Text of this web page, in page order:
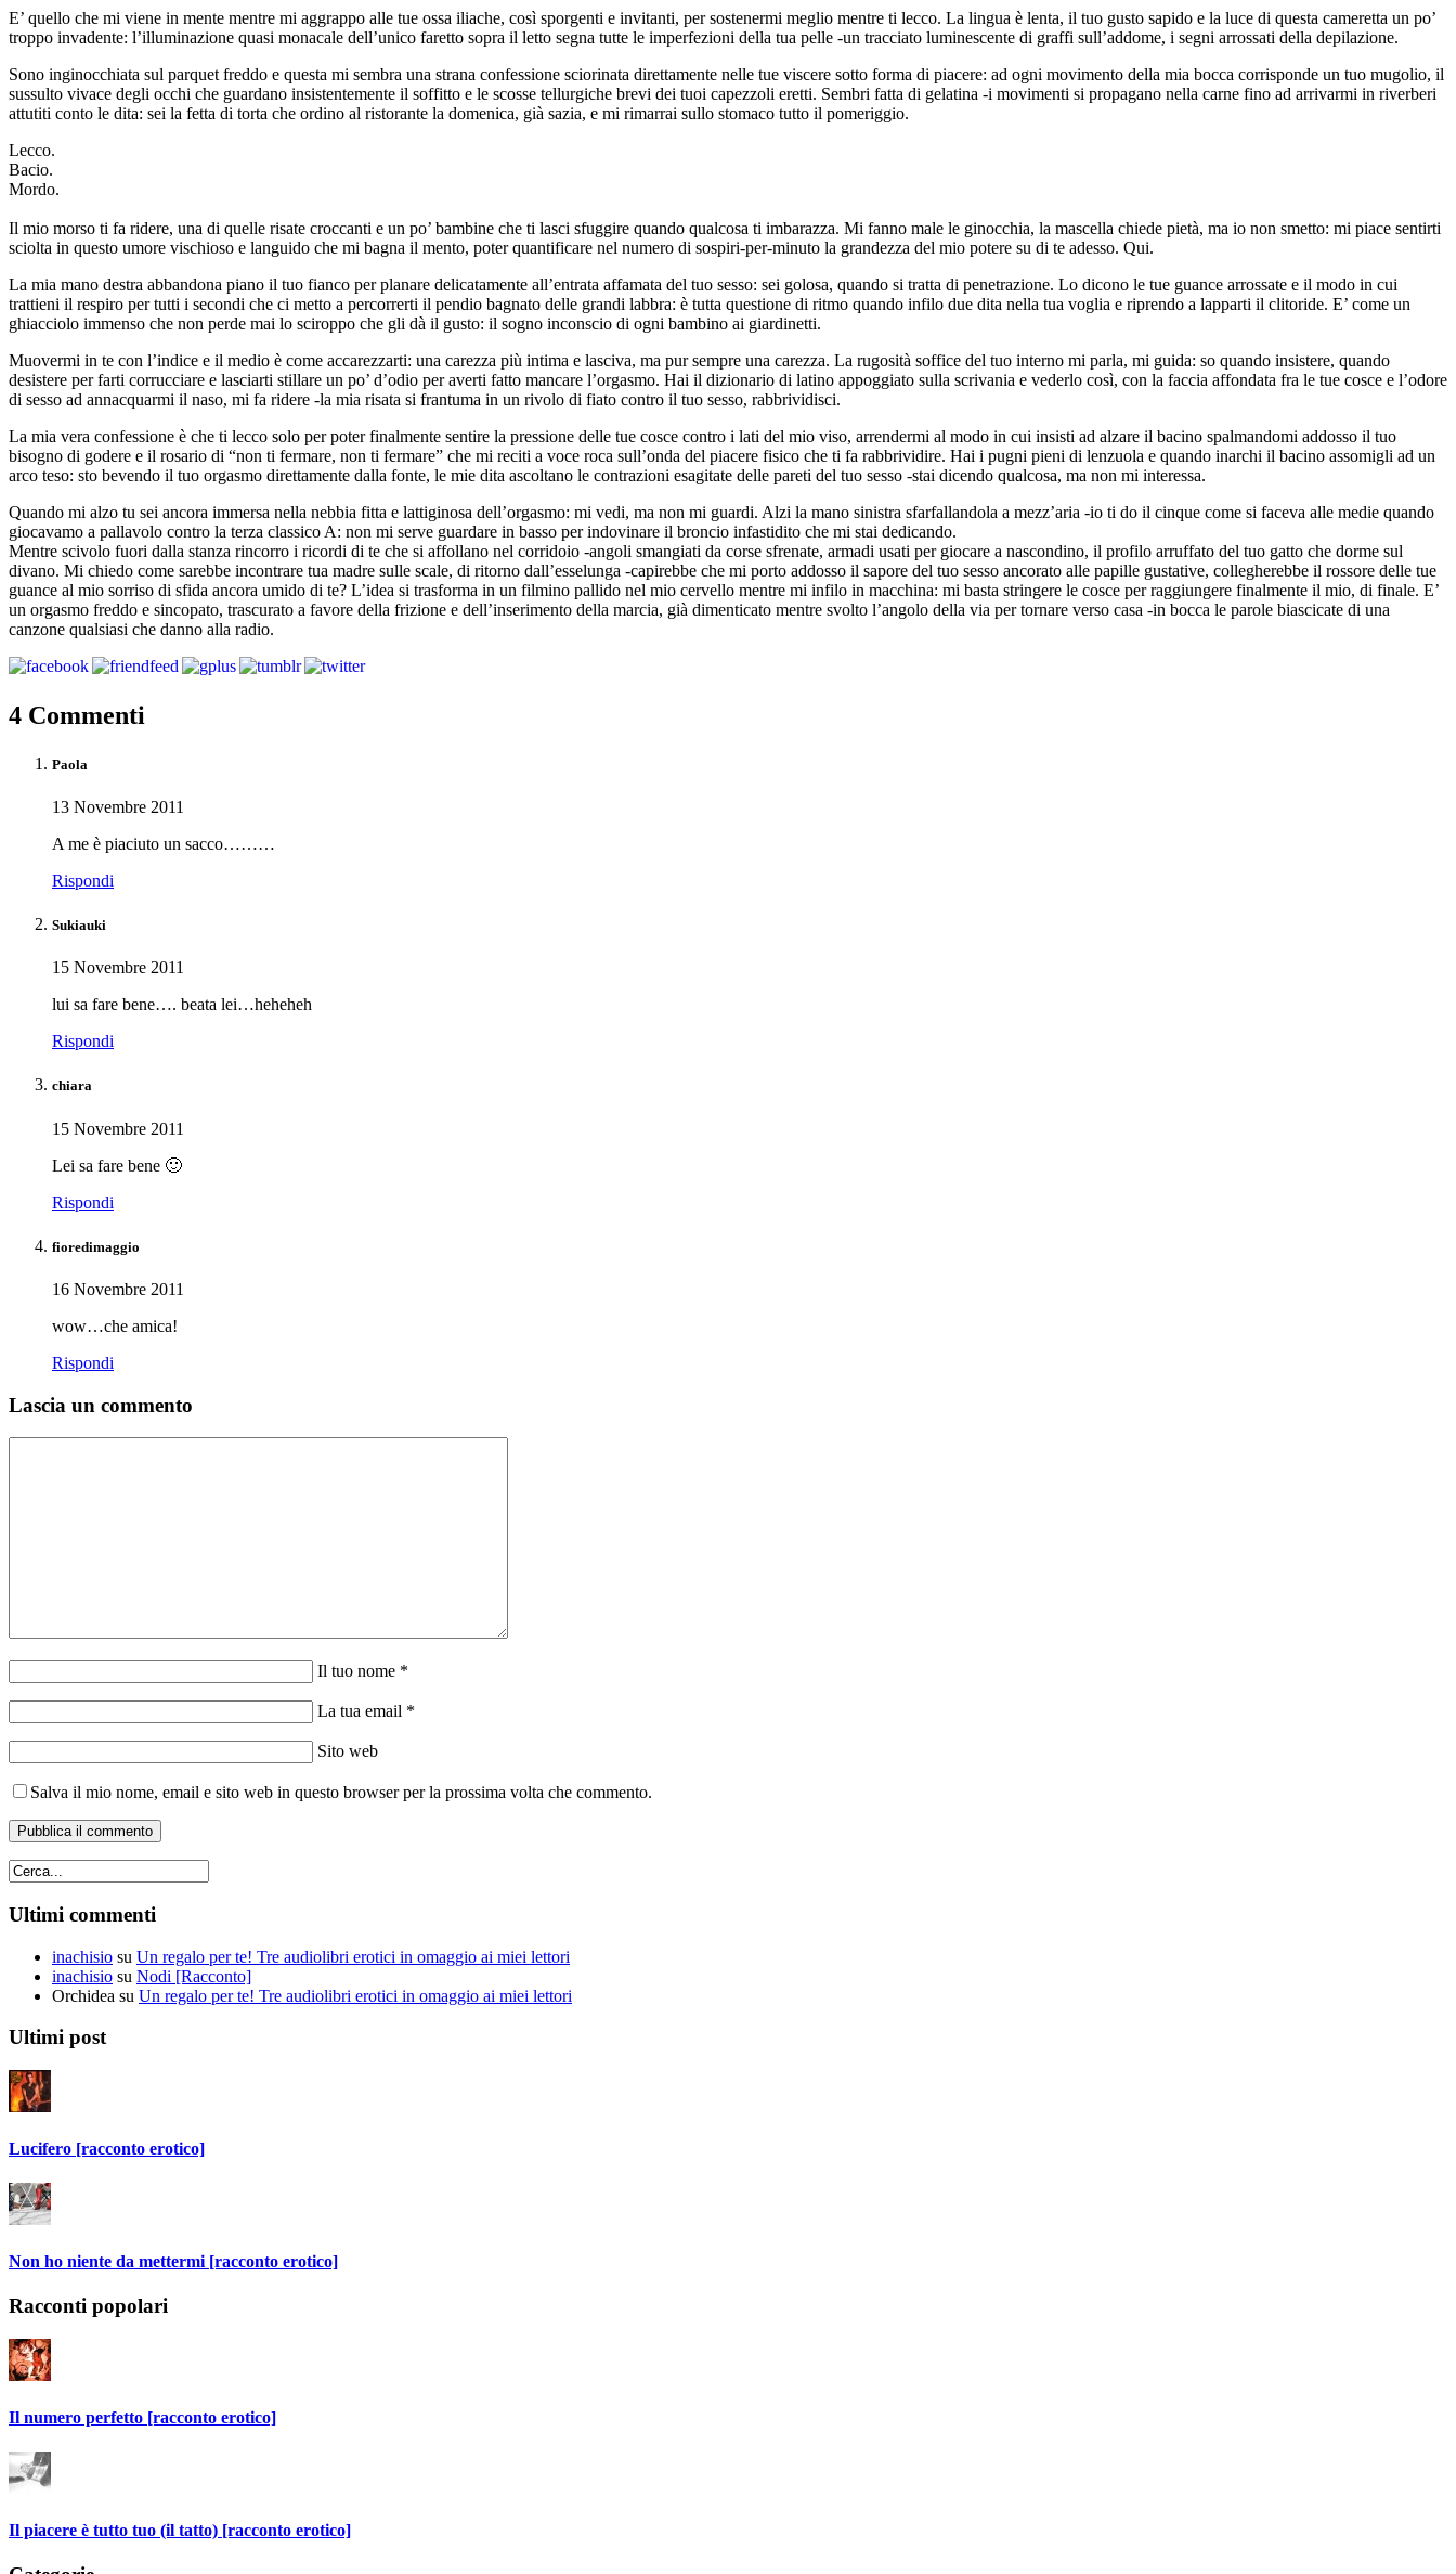
E’ quello che mi viene in mente mentre mi aggrappo alle tue ossa iliache, così sporgenti e invitanti, per sostenermi meglio mentre ti lecco. La lingua è lenta, il tuo gusto sapido e la luce di questa cameretta un po’
troppo invadente: l’illuminazione quasi monacale dell’unico faretto sopra il letto segna tutte le imperfezioni della tua pelle -un tracciato luminescente di graffi sull’addome, i segni arrossati della depilazione.
Sono inginocchiata sul parquet freddo e questa mi sembra una strana confessione sciorinata direttamente nelle tue viscere sotto forma di piacere: ad ogni movimento della mia bocca corrisponde un tuo mugolio, il
sussulto vivace degli occhi che guardano insistentemente il soffitto e le scosse tellurgiche brevi dei tuoi capezzoli eretti. Sembri fatta di gelatina -i movimenti si propagano nella carne fino ad arrivarmi in riverberi
attutiti conto le dita: sei la fetta di torta che ordino al ristorante la domenica, già sazia, e mi rimarrai sullo stomaco tutto il pomeriggio.
Lecco.
Bacio.
Mordo.
Il mio morso ti fa ridere, una di quelle risate croccanti e un po’ bambine che ti lasci sfuggire quando qualcosa ti imbarazza. Mi fanno male le ginocchia, la mascella chiede pietà, ma io non smetto: mi piace sentirti
sciolta in questo umore vischioso e languido che mi bagna il mento, poter quantificare nel numero di sospiri-per-minuto la grandezza del mio potere su di te adesso. Qui.
La mia mano destra abbandona piano il tuo fianco per planare delicatamente all’entrata affamata del tuo sesso: sei golosa, quando si tratta di penetrazione. Lo dicono le tue guance arrossate e il modo in cui
trattieni il respiro per tutti i secondi che ci metto a percorrerti il pendio bagnato delle grandi labbra: è tutta questione di ritmo quando infilo due dita nella tua voglia e riprendo a lapparti il clitoride. E’ come un
ghiacciolo immenso che non perde mai lo sciroppo che gli dà il gusto: il sogno inconscio di ogni bambino ai giardinetti.
Muovermi in te con l’indice e il medio è come accarezzarti: una carezza più intima e lasciva, ma pur sempre una carezza. La rugosità soffice del tuo interno mi parla, mi guida: so quando insistere, quando
desistere per farti corrucciare e lasciarti stillare un po’ d’odio per averti fatto mancare l’orgasmo. Hai il dizionario di latino appoggiato sulla scrivania e vederlo così, con la faccia affondata fra le tue cosce e l’odore
di sesso ad annacquarmi il naso, mi fa ridere -la mia risata si frantuma in un rivolo di fiato contro il tuo sesso, rabbrividisci.
La mia vera confessione è che ti lecco solo per poter finalmente sentire la pressione delle tue cosce contro i lati del mio viso, arrendermi al modo in cui insisti ad alzare il bacino spalmandomi addosso il tuo
bisogno di godere e il rosario di “non ti fermare, non ti fermare” che mi reciti a voce roca sull’onda del piacere fisico che ti fa rabbrividire. Hai i pugni pieni di lenzuola e quando inarchi il bacino assomigli ad un
arco teso: sto bevendo il tuo orgasmo direttamente dalla fonte, le mie dita ascoltano le contrazioni esagitate delle pareti del tuo sesso -stai dicendo qualcosa, ma non mi interessa.
Quando mi alzo tu sei ancora immersa nella nebbia fitta e lattiginosa dell’orgasmo: mi vedi, ma non mi guardi. Alzi la mano sinistra sfarfallandola a mezz’aria -io ti do il cinque come si faceva alle medie quando
giocavamo a pallavolo contro la terza classico A: non mi serve guardare in basso per indovinare il broncio infastidito che mi stai dedicando.
Mentre scivolo fuori dalla stanza rincorro i ricordi di te che si affollano nel corridoio -angoli smangiati da corse sfrenate, armadi usati per giocare a nascondino, il profilo arruffato del tuo gatto che dorme sul
divano. Mi chiedo come sarebbe incontrare tua madre sulle scale, di ritorno dall’esselunga -capirebbe che mi porto addosso il sapore del tuo sesso ancorato alle papille gustative, collegherebbe il rossore delle tue
guance al mio sorriso di sfida ancora umido di te? L’idea si trasforma in un filmino pallido nel mio cervello mentre mi infilo in macchina: mi basta stringere le cosce per raggiungere finalmente il mio, di finale. E’
un orgasmo freddo e sincopato, trascurato a favore della frizione e dell’inserimento della marcia, già dimenticato mentre svolto l’angolo della via per tornare verso casa -in bocca le parole biascicate di una
canzone qualsiasi che danno alla radio.
4 Commenti
Paola
13 Novembre 2011
A me è piaciuto un sacco………
Rispondi
Sukiauki
15 Novembre 2011
lui sa fare bene…. beata lei…heheheh
Rispondi
chiara
15 Novembre 2011
Lei sa fare bene 🙂
Rispondi
fioredimaggio
16 Novembre 2011
wow…che amica!
Rispondi
Lascia un commento
Il tuo nome *
La tua email *
Sito web
Salva il mio nome, email e sito web in questo browser per la prossima volta che commento.
Ultimi commenti
inachisio su Un regalo per te! Tre audiolibri erotici in omaggio ai miei lettori
inachisio su Nodi [Racconto]
Orchidea su Un regalo per te! Tre audiolibri erotici in omaggio ai miei lettori
Ultimi post
Lucifero [racconto erotico]
Non ho niente da mettermi [racconto erotico]
Racconti popolari
Il numero perfetto [racconto erotico]
Il piacere è tutto tuo (il tatto) [racconto erotico]